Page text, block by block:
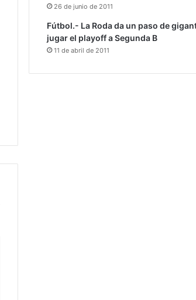
26 de junio de 2011
Fútbol.- La Roda da un paso de
jugar el playoff a Segunda B
11 de abril de 2011